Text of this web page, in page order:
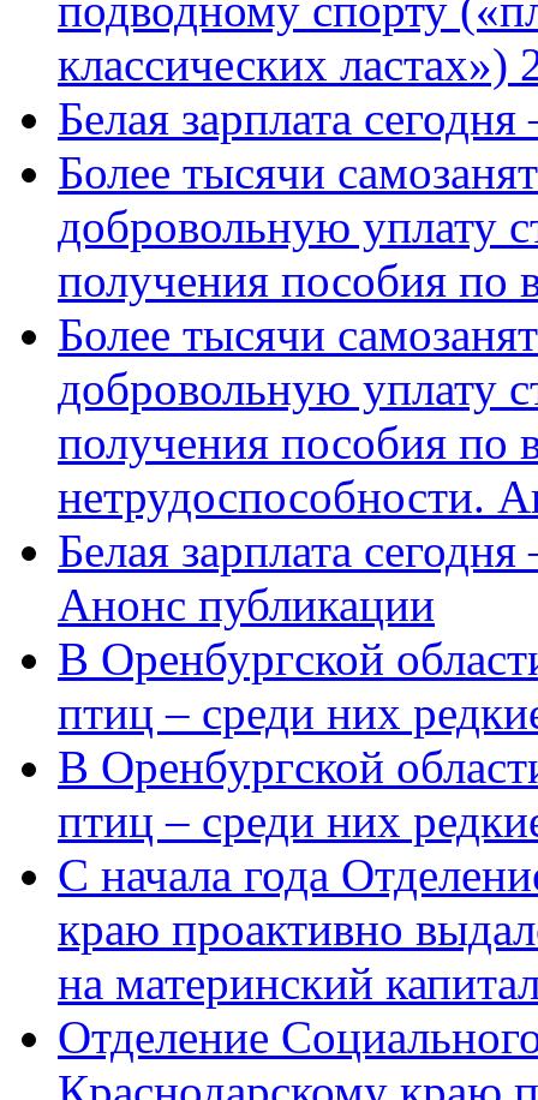
классических ластах»)
Белая зарплата
Более тысячи
добровольную уплату
получения пособия по
Более тысячи
добровольную уплату
получения пособия по
нетрудоспособности.
Белая зарплата
Анонс публикации
В Оренбургской
птиц – среди них
В Оренбургской
птиц – среди них
С начала года
краю проактивно
на материнский
Отделение